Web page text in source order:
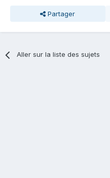
Partager
Aller sur la liste des sujets